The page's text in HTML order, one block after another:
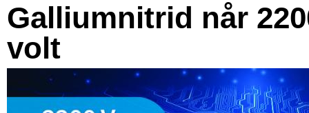
Galliumnitrid når
volt